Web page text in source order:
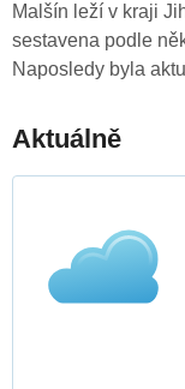
Malšín leží v kraji
sestavena podle
Naposledy byla
Aktuálně